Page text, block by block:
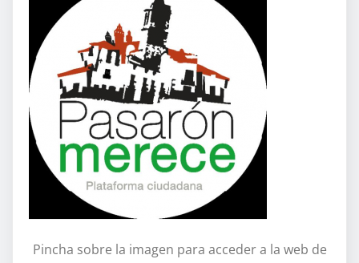
Pincha sobre la imagen para acceder a la web de